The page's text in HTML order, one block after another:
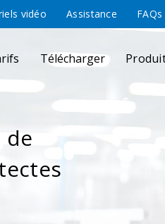
vidéo Assistance FAQs
Télécharger
de